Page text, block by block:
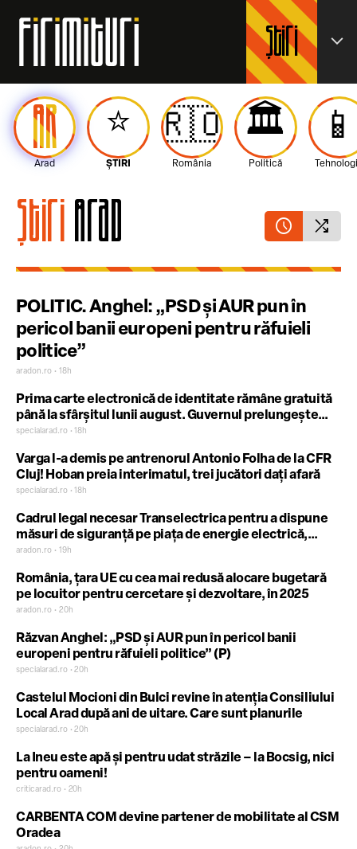
Știri expand_more
AR
Arad
⭐️
ȘTIRI
🇷🇴
România
🏛️
Politică
ȘtiriArad schedule shuffle
POLITIC. Anghel: „PSD și AUR pun în
pericol banii europeni pentru răfuieli
politice”
aradon.ro • 18h
Prima carte electronică de identitate rămâne gratuită
până la sfârșitul lunii august. Guvernul prelungește
finanțarea din PNRR
specialarad.ro • 18h
Varga l-a demis pe antrenorul Antonio Folha de la CFR
Cluj! Hoban preia interimatul, trei jucători dați afară
specialarad.ro • 18h
Cadrul legal necesar Transelectrica pentru a dispune
măsuri de siguranță pe piața de energie electrică,
aprobat de Guvern
aradon.ro • 19h
România, țara UE cu cea mai redusă alocare bugetară
pe locuitor pentru cercetare și dezvoltare, în 2025
aradon.ro • 20h
Răzvan Anghel: „PSD și AUR pun în pericol banii
europeni pentru răfuieli politice” (P)
specialarad.ro • 20h
Castelul Mocioni din Bulci revine în atenția Consiliului
Local Arad după ani de uitare. Care sunt planurile
specialarad.ro • 20h
La Ineu este apă și pentru udat străzile – la Bocsig, nici
pentru oameni!
criticarad.ro • 20h
CARBENTA COM devine partener de mobilitate al CSM
Oradea